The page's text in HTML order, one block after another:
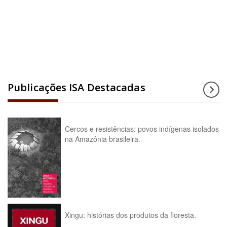
Publicações ISA Destacadas
Cercos e resistências: povos indígenas isolados
na Amazônia brasileira.
Xingu: histórias dos produtos da floresta.